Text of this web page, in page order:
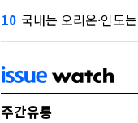
10 국내는 오리온·인도는
주간유통